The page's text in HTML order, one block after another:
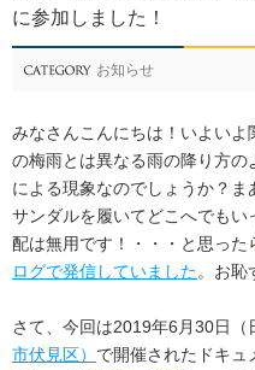
に参加しました！
お知らせ
みなさんこんにちは！いよい
の梅雨とは異なる雨の降り方
による現象なのでしょうか？
サンダルを履いてどこへでも
配は無用です！・・・と思った
ログで発信していました。お恥
さて、今回は2019年6月30日（
市伏見区） で開催されたドキュ